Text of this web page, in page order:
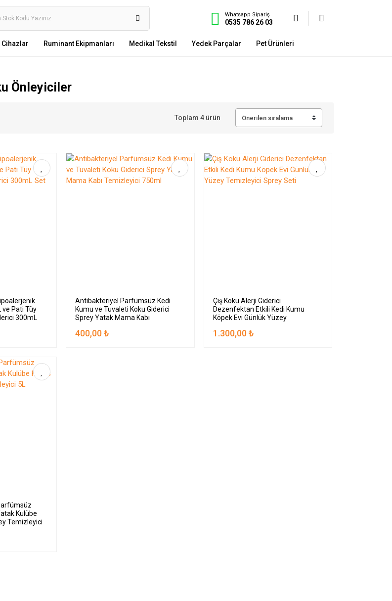
Whatsapp Sipariş
0535 786 26 03
Cihazlar Ruminant Ekipmanları Medikal Tekstil Yedek Parçalar Pet Ürünleri
Önleyiciler
Toplam 4 ürün
ve Pati Tüy
300mL
Antibakteriyel Parfümsüz Kedi
Kumu ve Tuvaleti Koku Giderici
Sprey Yatak Mama Kabı
400,00 ₺
Çiş Koku Alerji Giderici
Dezenfektan Etkili Kedi Kumu
Köpek Evi Günlük Yüzey
1.300,00 ₺
Kulübe
Temizleyici